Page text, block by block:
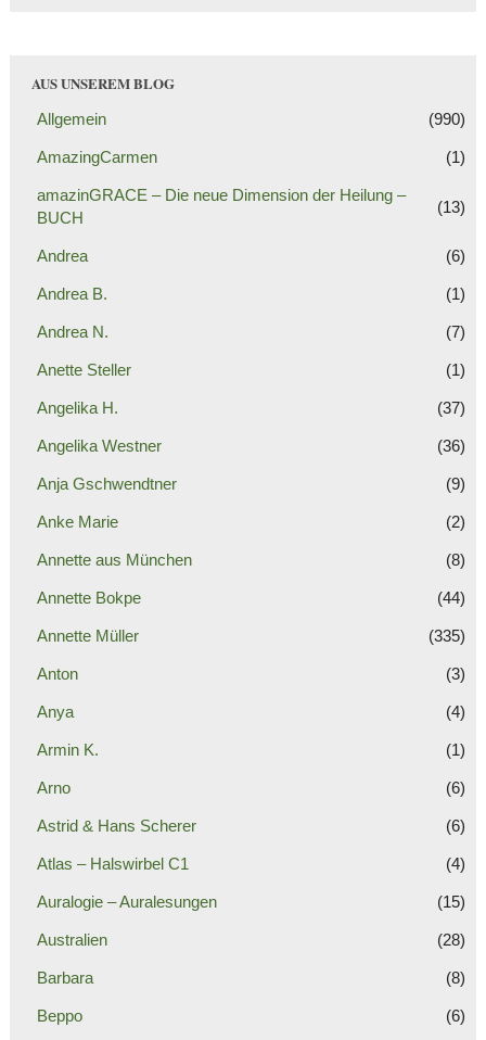
AUS UNSEREM BLOG
Allgemein (990)
AmazingCarmen (1)
amazinGRACE – Die neue Dimension der Heilung –
BUCH
(13)
Andrea (6)
Andrea B. (1)
Andrea N. (7)
Anette Steller (1)
Angelika H. (37)
Angelika Westner (36)
Anja Gschwendtner (9)
Anke Marie (2)
Annette aus München (8)
Annette Bokpe (44)
Annette Müller (335)
Anton (3)
Anya (4)
Armin K. (1)
Arno (6)
Astrid & Hans Scherer (6)
Atlas – Halswirbel C1 (4)
Auralogie – Auralesungen (15)
Australien (28)
Barbara (8)
Beppo (6)